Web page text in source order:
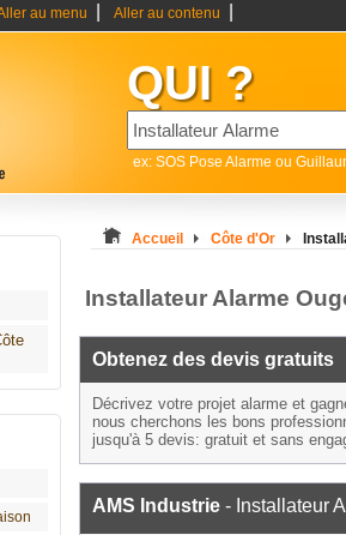
au menu Aller au contenu
QUI ?
ex: SOS Pose Alarme ou
Accueil Côte d'Or
Installateur Alarme
Obtenez des devis gratuits
Décrivez votre projet alarme et
nous cherchons les bons
jusqu'à 5 devis: gratuit et sans
AMS Industrie - Installateur